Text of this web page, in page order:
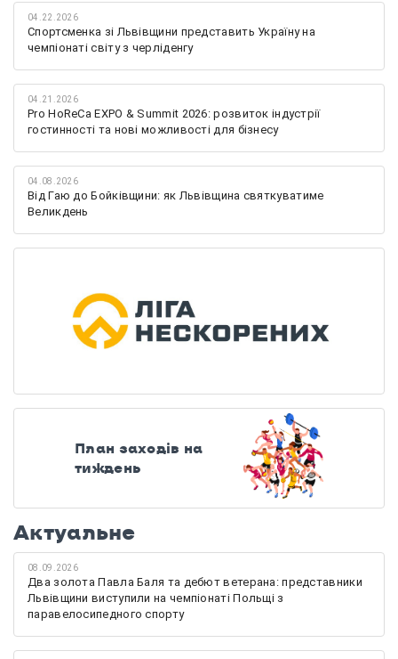
04.22.2026
Спортсменка зі Львівщини представить Україну на
чемпіонаті світу з черліденгу
04.21.2026
Pro HoReCa EXPO & Summit 2026: розвиток індустрії
гостинності та нові можливості для бізнесу
04.08.2026
Від Гаю до Бойківщини: як Львівщина святкуватиме
Великдень
План заходів на
тиждень
Актуальне
08.09.2026
Два золота Павла Баля та дебют ветерана: представники
Львівщини виступили на чемпіонаті Польщі з
паравелосипедного спорту